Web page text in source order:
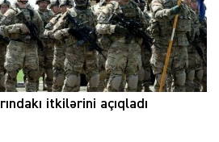
itkilərini açıqladı